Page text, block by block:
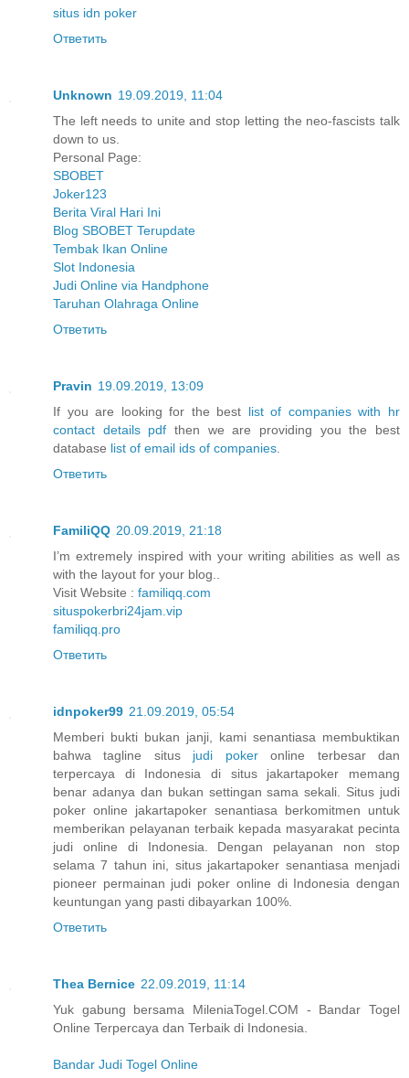
situs idn poker
Ответить
Unknown 19.09.2019, 11:04
The left needs to unite and stop letting the neo-fascists talk
down to us.
Personal Page:
SBOBET
Joker123
Berita Viral Hari Ini
Blog SBOBET Terupdate
Tembak Ikan Online
Slot Indonesia
Judi Online via Handphone
Taruhan Olahraga Online
Ответить
Pravin 19.09.2019, 13:09
If you are looking for the best list of companies with hr
contact details pdf then we are providing you the best
database list of email ids of companies
Ответить
FamiliQQ 20.09.2019, 21:18
I’m extremely inspired with your writing abilities as well as
with the layout for your blog..
Visit Website : familiqq.com
situspokerbri24jam.vip
familiqq.pro
Ответить
idnpoker99 21.09.2019, 05:54
Memberi bukti bukan janji, kami senantiasa membuktikan
bahwa tagline situs judi pokeronline terbesar dan
terpercaya di Indonesia di situs jakartapoker memang
benar adanya dan bukan settingan sama sekali. Situs judi
poker online jakartapoker senantiasa berkomitmen untuk
memberikan pelayanan terbaik kepada masyarakat pecinta
judi online di Indonesia. Dengan pelayanan non stop
selama 7 tahun ini, situs jakartapoker senantiasa menjadi
pioneer permainan judi poker online di Indonesia dengan
keuntungan yang pasti dibayarkan 100%.
Ответить
Thea Bernice 22.09.2019, 11:14
Yuk gabung bersama MileniaTogel.COM - Bandar Togel
Online Terpercaya dan Terbaik di Indonesia.
Bandar Judi Togel Online